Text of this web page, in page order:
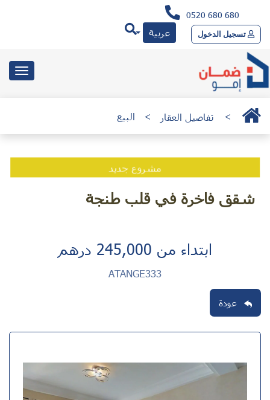
0520 680 680
تسجيل الدخول
عربية
> تفاصيل العقار > البيع
مشروع جديد
شقق فاخرة في قلب طنجة
ابتداء من 245,000 درهم
ATANGE333
عودة